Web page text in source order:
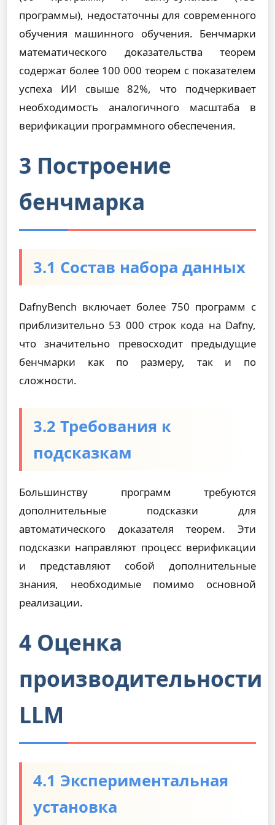
программы), недостаточны для современного
обучения машинного обучения. Бенчмарки
математического доказательства теорем
содержат более 100 000 теорем с показателем
успеха ИИ свыше 82%, что подчеркивает
необходимость аналогичного масштаба в
верификации программного обеспечения.
3 Построение
бенчмарка
3.1 Состав набора данных
DafnyBench включает более 750 программ с
приблизительно 53 000 строк кода на Dafny,
что значительно превосходит предыдущие
бенчмарки как по размеру, так и по
сложности.
3.2 Требования к
подсказкам
Большинству программ требуются
дополнительные подсказки для
автоматического доказателя теорем. Эти
подсказки направляют процесс верификации
и представляют собой дополнительные
знания, необходимые помимо основной
реализации.
4 Оценка
производительности
LLM
4.1 Экспериментальная
установка